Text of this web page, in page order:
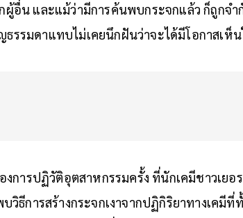
อื่น และแม้ว่ามีการค้นพบกระจกแล้ว ก็ถูกจำ
รมดาแทบไม่เคยนึกฝันว่าจะได้มีโอกาสเห็
การปฏิวัติอุตสาหกรรมครั้ง ที่นักเคมีชาวเยอ
วิธีการสร้างกระจกเงาจากปฏิกิริยาทางเคมีที่